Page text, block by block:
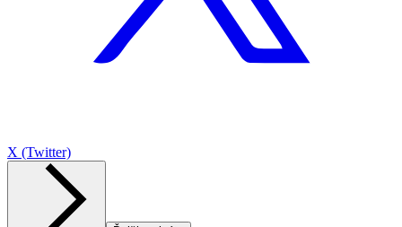
X (Twitter)